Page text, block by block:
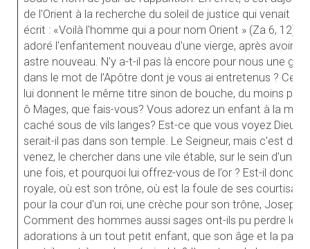
de l'Orient à la recherche du soleil de justice qui venait de
écrit : «Voilà l'homme qui a pour nom Orient » (Za 6, 12).
adoré l'enfantement nouveau d'une vierge, après avoir
astre nouveau. N'y a-t-il pas là encore pour nous une
dans le mot de l’Apôtre dont je vous ai entretenus ?
lui donnent le même titre sinon de bouche, du moins par
ô Mages, que fais-vous? Vous adorez un enfant à la
caché sous de vils langes? Est-ce que vous voyez Dieu
serait-il pas dans son temple. Le Seigneur, mais c'est
venez, le chercher dans une vile étable, sur le sein d'une
une fois, et pourquoi lui offrez-vous de l’or ? Est-il donc
royale, où est son trône, où est la foule de ses
pour la cour d'un roi, une crèche pour son trône, Joseph
Comment des hommes aussi sages ont-ils pu perdre le
adorations à un tout petit enfant, que son âge et la